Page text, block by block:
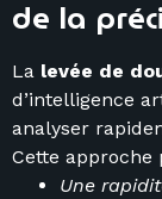
de la
La levée de
d’intelligence
analyser
Cette approche
Une